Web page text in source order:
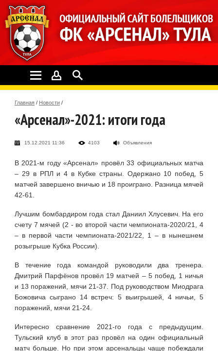
Главная / Новости /
«Арсенал»-2021: итоги года
15.12.2021 11:36 4103 Объявления
В 2021-м году «Арсенал» провёл 33 официальных матча
– 29 в РПЛ и 4 в Кубке страны. Одержано 10 побед, 5
матчей завершено вничью и 18 проиграно. Разница мячей
42-61.
Лучшим бомбардиром года стал Даниил Хлусевич. На его
счету 7 мячей (2 - во второй части чемпионата-2020/21, 4
– в первой части чемпионата-2021/22, 1 – в нынешнем
розыгрыше Кубка России).
В течение года командой руководили два тренера.
Дмитрий Парфёнов провёл 19 матчей – 5 побед, 1 ничья
и 13 поражений, мячи 21-37. Под руководством Миодрага
Божовича сыграно 14 встреч: 5 выигрышей, 4 ничьи, 5
поражений, мячи 21-24.
Интересно сравнение 2021-го года с предыдущим.
Тульский клуб в этот раз провёл на один официальный
матч больше. Но при этом арсенальцы чаще побеждали